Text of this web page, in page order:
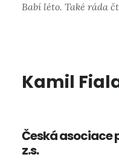
Babí léto. Také ráda
Kamil
Česká asociace
z.s.